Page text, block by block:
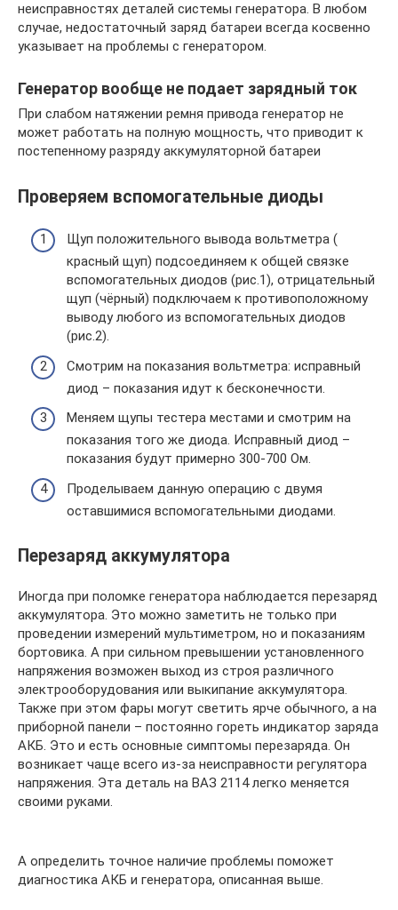
неисправностях деталей системы генератора. В любом
случае, недостаточный заряд батареи всегда косвенно
указывает на проблемы с генератором.
Генератор вообще не подает зарядный ток
При слабом натяжении ремня привода генератор не
может работать на полную мощность, что приводит к
постепенному разряду аккумуляторной батареи
Проверяем вспомогательные диоды
Щуп положительного вывода вольтметра (
красный щуп) подсоединяем к общей связке
вспомогательных диодов (рис.1), отрицательный
щуп (чёрный) подключаем к противоположному
выводу любого из вспомогательных диодов
(рис.2).
Смотрим на показания вольтметра: исправный
диод – показания идут к бесконечности.
Меняем щупы тестера местами и смотрим на
показания того же диода. Исправный диод –
показания будут примерно 300-700 Ом.
Проделываем данную операцию с двумя
оставшимися вспомогательными диодами.
Перезаряд аккумулятора
Иногда при поломке генератора наблюдается перезаряд
аккумулятора. Это можно заметить не только при
проведении измерений мультиметром, но и показаниям
бортовика. А при сильном превышении установленного
напряжения возможен выход из строя различного
электрооборудования или выкипание аккумулятора.
Также при этом фары могут светить ярче обычного, а на
приборной панели – постоянно гореть индикатор заряда
АКБ. Это и есть основные симптомы перезаряда. Он
возникает чаще всего из-за неисправности регулятора
напряжения. Эта деталь на ВАЗ 2114 легко меняется
своими руками.
А определить точное наличие проблемы поможет
диагностика АКБ и генератора, описанная выше.